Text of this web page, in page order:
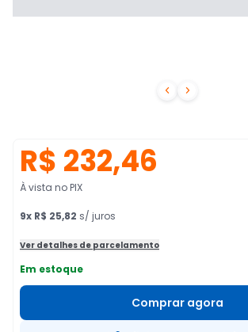
 
R$ 232,46
À vista no PIX
9x R$ 25,82 s/ juros
Ver detalhes de parcelamento
Em estoque
Comprar agora